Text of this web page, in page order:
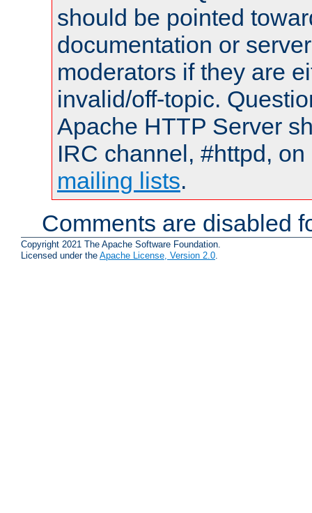
should be pointed
documentation or
moderators if they are
invalid/off-topic.
Apache HTTP Server
IRC channel, #httpd,
mailing lists.
Comments are disabled
Copyright 2021 The Apache Software Foundation.
Licensed under the Apache License, Version 2.0.